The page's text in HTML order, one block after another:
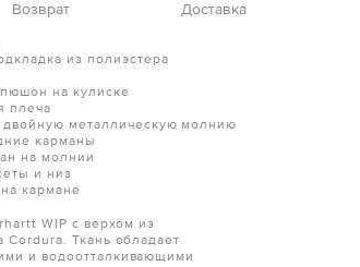
Возврат Доставка
из полиэстера
на кулиске
плеча
двойную металлическую молнию
карманы
на молнии
и низ
кармане
WIP с верхом из
Cordura. Ткань обладает
и водоотталкивающими